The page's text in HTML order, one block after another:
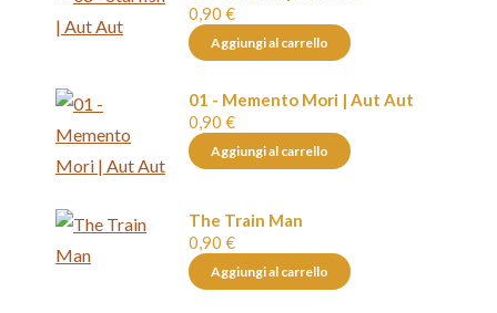
0,90 €
Aggiungi al carrello
01 - Memento Mori | Aut Aut
0,90 €
Aggiungi al carrello
The Train Man
0,90 €
Aggiungi al carrello